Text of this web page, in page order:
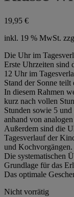
19,95 €
inkl. 19 % MwSt.
Die Uhr im
Erste Uhrzeiten sind
12 Uhr im
Stand der Sonne
In diesem Rahmen
kurz nach vollen
Stunden sowie 5
anhand von
Außerdem sind die
Tagesverlauf der
und Kochvorgängen.
Die systematischen
Grundlage für das
Das optimale
Nicht vorrätig